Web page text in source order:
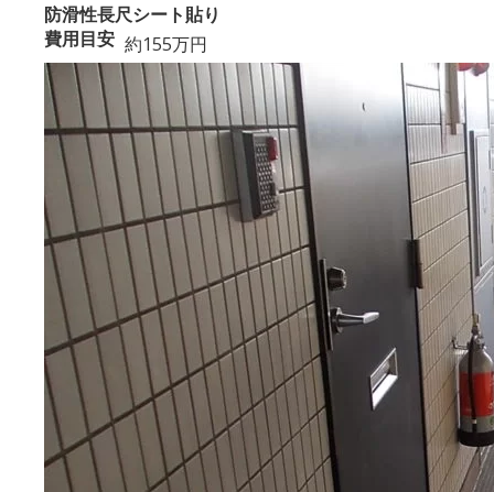
防滑性長尺シート貼り
費用目安 約155万円